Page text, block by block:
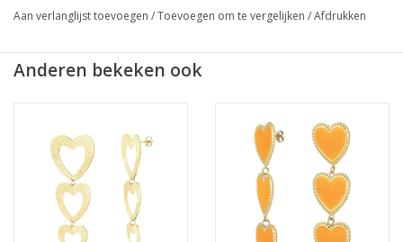
Aan verlanglijst toevoegen /Toevoegen om te vergelijken /Afdrukken
Anderen bekeken ook